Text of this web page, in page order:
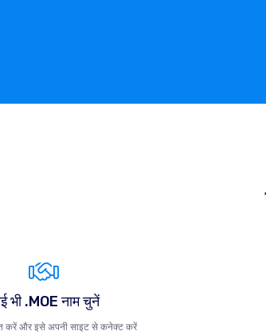
भी .MOE नाम चुनें
करें और इसे अपनी साइट से कनेक्ट करें